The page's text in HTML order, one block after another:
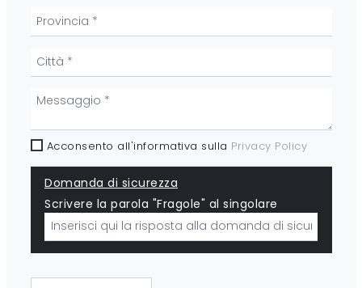
Acconsento all'informativa sulla Privacy Policy
Domanda di sicurezza
Scrivere la parola "Fragole" al singolare